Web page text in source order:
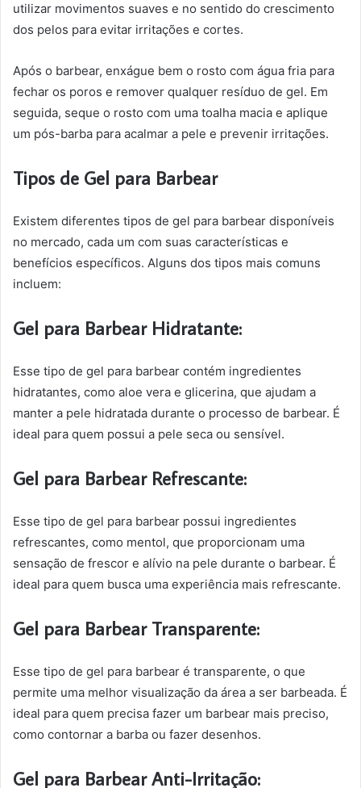
utilizar movimentos suaves e no sentido do crescimento
dos pelos para evitar irritações e cortes.
Após o barbear, enxágue bem o rosto com água fria para
fechar os poros e remover qualquer resíduo de gel. Em
seguida, seque o rosto com uma toalha macia e aplique
um pós-barba para acalmar a pele e prevenir irritações.
Tipos de Gel para Barbear
Existem diferentes tipos de gel para barbear disponíveis
no mercado, cada um com suas características e
benefícios específicos. Alguns dos tipos mais comuns
incluem:
Gel para Barbear Hidratante:
Esse tipo de gel para barbear contém ingredientes
hidratantes, como aloe vera e glicerina, que ajudam a
manter a pele hidratada durante o processo de barbear. É
ideal para quem possui a pele seca ou sensível.
Gel para Barbear Refrescante:
Esse tipo de gel para barbear possui ingredientes
refrescantes, como mentol, que proporcionam uma
sensação de frescor e alívio na pele durante o barbear. É
ideal para quem busca uma experiência mais refrescante.
Gel para Barbear Transparente:
Esse tipo de gel para barbear é transparente, o que
permite uma melhor visualização da área a ser barbeada. É
ideal para quem precisa fazer um barbear mais preciso,
como contornar a barba ou fazer desenhos.
Gel para Barbear Anti-Irritação: